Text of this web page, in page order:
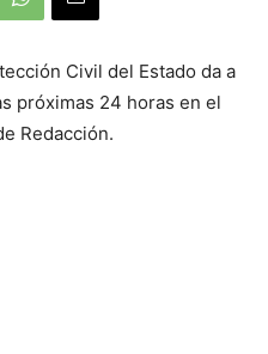
Civil del Estado da a
próximas 24 horas en el
Redacción.